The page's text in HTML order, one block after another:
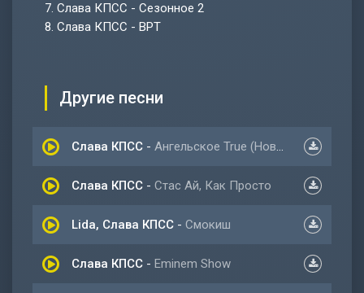
7. Слава КПСС - Сезонное 2
8. Слава КПСС - ВРТ
Другие песни
Слава КПСС - Ангельское True (Новый альбом 2022)
Слава КПСС - Стас Ай, Как Просто
Lida, Слава КПСС - Смокиш
Слава КПСС - Eminem Show